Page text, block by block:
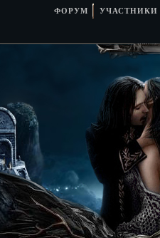
ФОРУМ УЧАСТНИКИ